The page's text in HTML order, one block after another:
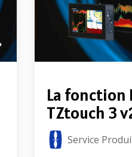
La fonction
TZtouch 3
Service